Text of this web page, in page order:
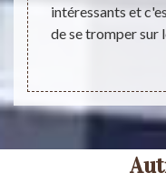
intéressants et
de se tromper sur